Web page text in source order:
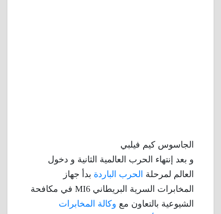
الجاسوس كيم فيلبي
و بعد إنتهاء الحرب العالمية الثانية و دخول
العالم لمرحلة الحرب الباردة بدأ جهاز
المخابرات السرية البريطاني MI6 في مكافحة
الشيوعية بالتعاون مع وكالة المخابرات